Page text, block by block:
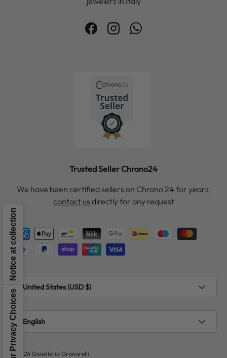
FacebookInstagramWhatsApp
Trusted Seller Chrono24
We have been certified sellers on Chrono 24 for years,
contact us directly for any request
Payment methods accepted
Country/Region
United States (USD $)
Language
English
© 2026 Gioielleria Granarelli.
Your Privacy Choices
Notice at collection